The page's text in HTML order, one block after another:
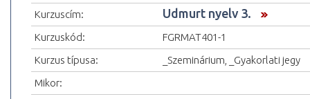
Kurzuscím:
Udmurt nyelv 3.
Kurzuskód:
FGRMAT401-1
Kurzus típusa:
_Szeminárium, _Gyakorlati jegy
Mikor: